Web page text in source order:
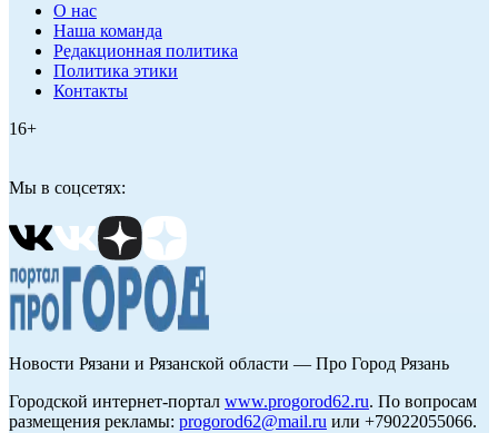
О нас
Наша команда
Редакционная политика
Политика этики
Контакты
16+
Мы в соцсетях:
Новости Рязани и Рязанской области — Про Город Рязань
Городской интернет-портал www.progorod62.ru. По вопросам
размещения рекламы: progorod62@mail.ru или +79022055066.